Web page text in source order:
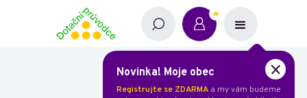
Novinka! Moje obec
Registrujte se ZDARMA a my vám budeme